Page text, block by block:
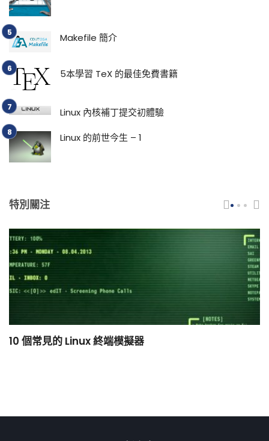
Makefile 簡介
5本學習 TeX 的最佳免費書籍
Linux 內核補丁提交初體驗
Linux 的前世今生 – 1
特別關注
10 個常見的 Linux 終端模擬器